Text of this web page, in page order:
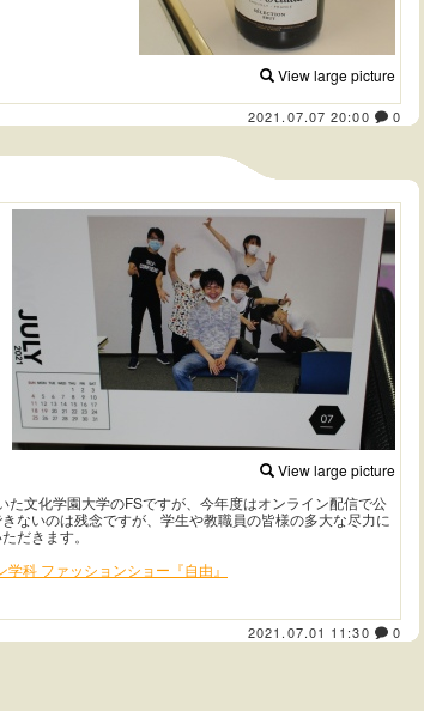
View large picture
2021.07.07 20:00 0
View large picture
文化学園大学のFSですが、今年度はオンライン配信で公
ないのは残念ですが、学生や教職員の皆様の多大な尽力に
だきます。
科 ファッションショー『自由』
2021.07.01 11:30 0